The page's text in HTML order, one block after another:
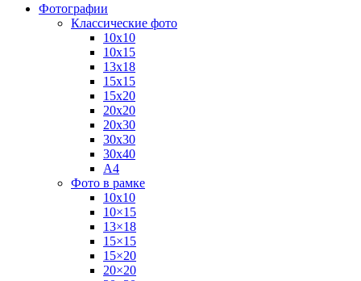
Фотографии
Классические фото
10х10
10х15
13х18
15х15
15х20
20х20
20х30
30х30
30х40
А4
Фото в рамке
10х10
10×15
13×18
15×15
15×20
20×20